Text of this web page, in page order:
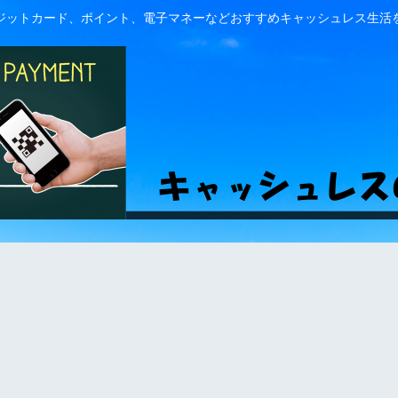
ットカード、ポイント、電子マネーなどおすすめキャッシュレス生活